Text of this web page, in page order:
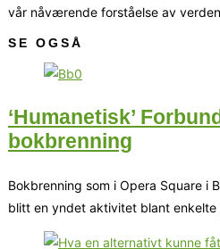
vår nåværende forståelse av
SE OGSÅ
‘Humanetisk’
bokbrenning
Bokbrenning som i Opera Square i
blitt en yndet aktivitet blant